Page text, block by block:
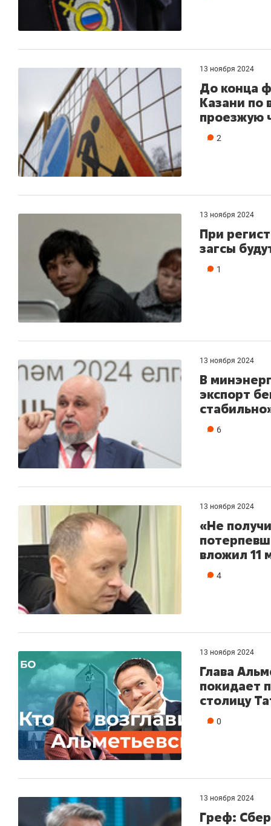
13 ноября 2024
До конца
Казани по
проезжую
2
13 ноября 2024
При
загсы
1
13 ноября 2024
В
экспорт
6
13 ноября 2024
«Не
вложил 11
4
13 ноября 2024
Глава
покидает
столицу
0
13 ноября 2024
Греф: